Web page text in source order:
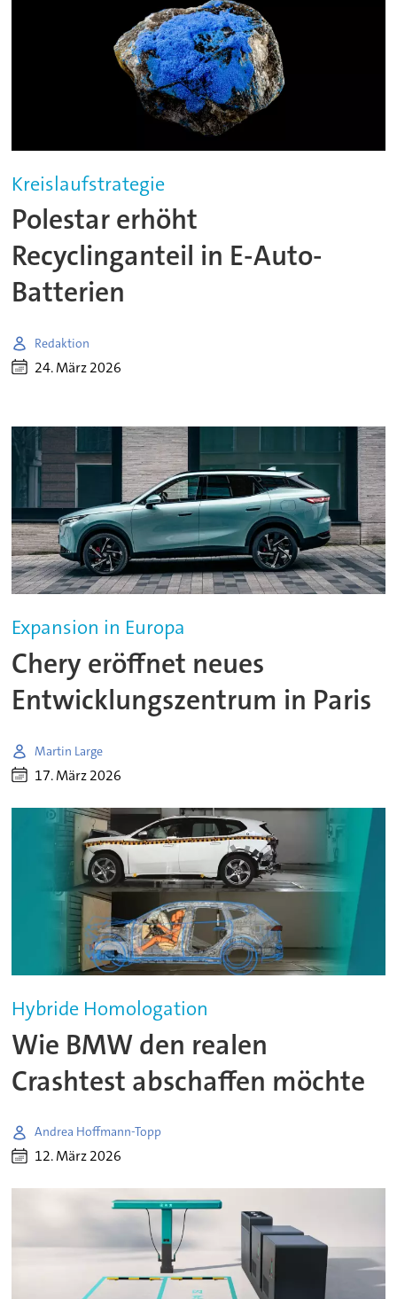
Kreislaufstrategie
Polestar erhöht
Recyclinganteil in E-Auto-
Batterien
Redaktion
24. März 2026
Expansion in Europa
Chery eröffnet neues
Entwicklungszentrum in Paris
Martin Large
17. März 2026
Hybride Homologation
Wie BMW den realen
Crashtest abschaffen möchte
Andrea Hoffmann-Topp
12. März 2026